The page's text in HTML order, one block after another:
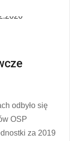
odbyło się
OSP
za 2019